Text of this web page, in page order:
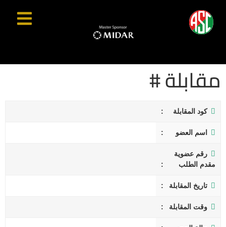
مقابلة #
كود المقابلة
اسم العضو
رقم عضوية
مقدم الطلب
تاريخ المقابلة
وقت المقابلة